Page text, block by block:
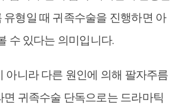
유형일 때 귀족수술을 진행하면 아
수 있다는 의미입니다.
아니라 다른 원인에 의해 팔자주름
면 귀족수술 단독으로는 드라마틱